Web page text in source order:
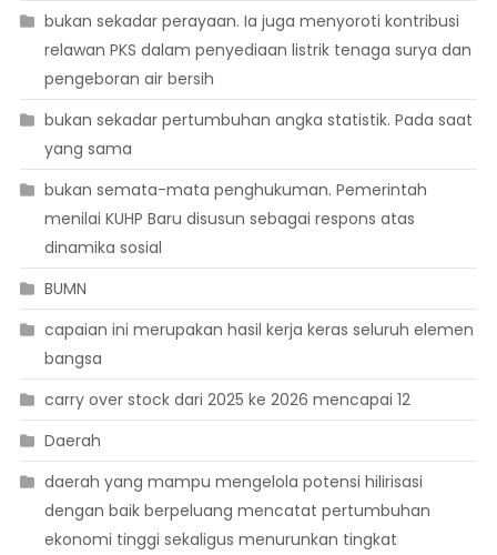
bukan sekadar perayaan. Ia juga menyoroti kontribusi
relawan PKS dalam penyediaan listrik tenaga surya dan
pengeboran air bersih
bukan sekadar pertumbuhan angka statistik. Pada saat
yang sama
bukan semata-mata penghukuman. Pemerintah
menilai KUHP Baru disusun sebagai respons atas
dinamika sosial
BUMN
capaian ini merupakan hasil kerja keras seluruh elemen
bangsa
carry over stock dari 2025 ke 2026 mencapai 12
Daerah
daerah yang mampu mengelola potensi hilirisasi
dengan baik berpeluang mencatat pertumbuhan
ekonomi tinggi sekaligus menurunkan tingkat